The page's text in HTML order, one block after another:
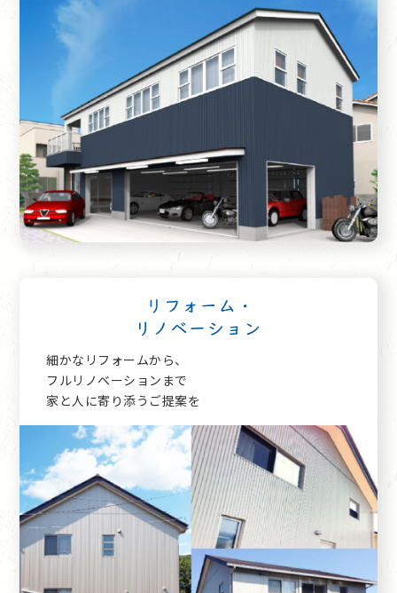
細かなリフォームから、
フルリノベーションまで
家と人に寄り添うご提案を